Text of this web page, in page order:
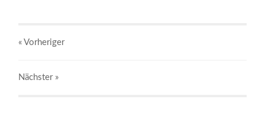
« Vorheriger
Nächster »